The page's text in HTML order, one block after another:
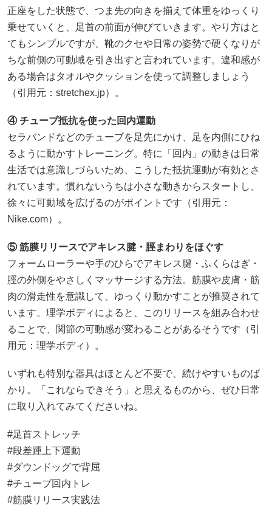
正座をした状態で、つま先の向きを揃えて体重をゆっくり
乗せていくと、足首の前面が伸びていきます。やり方はと
てもシンプルですが、靴のクセや日常の姿勢で硬くなりが
ちな前側の可動域を引き出すと言われています。違和感が
ある場合はタオルやクッションを使って調整しましょう
（引用元： stretchex.jp）。
④ チューブ抵抗を使った回内運動
セラバンドなどのチューブを足先にかけ、足を内側にひね
るように動かすトレーニング。特に「回内」の動きは日常
生活では意識しづらいため、こうした抵抗運動が有効とさ
れています。慣れないうちは小さな動きからスタートし、
徐々に可動域を広げるのがポイントです（引用元：
Nike.com）。
⑤ 筋膜リリースでアキレス腱・脛まわりをほぐす
フォームローラーや手のひらでアキレス腱・ふくらはぎ・
脛の外側をやさしくマッサージする方法。筋膜や皮膚・筋
肉の滑走性を意識して、ゆっくり動かすことが推奨されて
います。理学ボディによると、このリリースを組み合わせ
ることで、関節の可動感が変わることがあるそうです（引
用元：理学ボディ）。
いずれも特別な器具はほとんど不要で、続けやすいものば
かり。「これならできそう」と思えるものから、ぜひ日常
に取り入れてみてくださいね。
#足首ストレッチ
#段差踵上下運動
#ダウンドッグで背屈
#チューブ回内トレ
#筋膜リリース実践法